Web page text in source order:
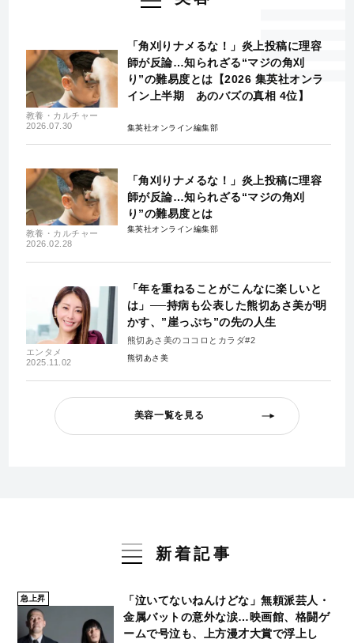
教養・カルチャー
2026.07.30
「角刈りナメるな！」炎上投稿に理容
師が反論…知られざる“マジの角刈
り”の難易度とは【2026 集英社オンラ
イン上半期 あのバズの真相 4位】
集英社オンライン編集部
教養・カルチャー
2026.02.28
「角刈りナメるな！」炎上投稿に理容
師が反論…知られざる“マジの角刈
り”の難易度とは
集英社オンライン編集部
エンタメ
2025.11.02
「年を重ねることがこんなに楽しいと
は」──持病も公表した熊切あさ美が明
かす、”崖っぷち”の先の人生
熊切あさ美のココロとカラダ#2
熊切あさ美
美容一覧を見る
新着記事
急上昇
「泣いてないねんけどな」無頼派芸人・
金属バットの意外な涙…映画館、格闘ゲ
ームで号泣も、上方漫才大賞で浮上し